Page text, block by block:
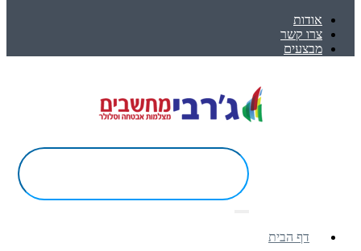
אודות
צרו קשר
מבצעים
דף הבית